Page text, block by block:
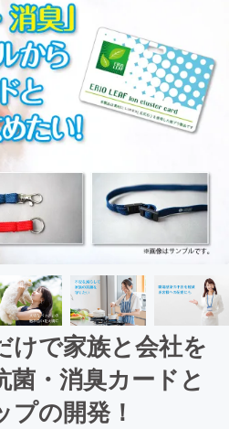
けで家族と会社を
菌・消臭カードと
プの開発！